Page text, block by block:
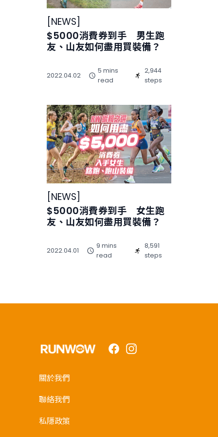
NEWS
$5000消費券到手 男生跑
友、山友如何盡用買裝備？
2022.04.02
5 mins
read
2,944
steps
NEWS
$5000消費券到手 女生跑
友、山友如何盡用買裝備？
2022.04.01
9 mins
read
8,591
steps
FacebookInstagram
關於我們
聯絡我們
私隱政策